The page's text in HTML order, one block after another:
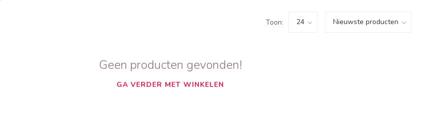
Toon:
Geen producten gevonden!
GA VERDER MET WINKELEN